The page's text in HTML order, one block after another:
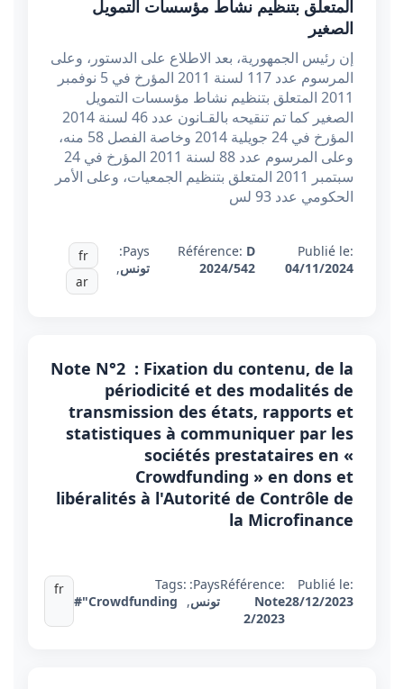
المتعلق بتنظيم نشاط مؤسسات التمويل
الصغير
إن رئيس الجمهورية، بعد الاطلاع على الدستور، وعلى
المرسوم عدد 117 لسنة 2011 المؤرخ في 5 نوفمبر
2011 المتعلق بتنظيم نشاط مؤسسات التمويل
الصغير كما تم تنقيحه بالقـانون عدد 46 لسنة 2014
المؤرخ في 24 جويلية 2014 وخاصة الفصل 58 منه،
وعلى المرسوم عدد 88 لسنة 2011 المؤرخ في 24
سبتمبر 2011 المتعلق بتنظيم الجمعيات، وعلى الأمر
الحكومي عدد 93 لس
Publié le:
04/11/2024
Référence: D
2024/542
Pays:
تونس,
fr
ar
Note N°2 : Fixation du contenu, de la
périodicité et des modalités de
transmission des états, rapports et
statistiques à communiquer par les
sociétés prestataires en «
Crowdfunding » en dons et
libéralités à l'Autorité de Contrôle de
la Microfinance
Publié le:
28/12/2023
Référence:
Note
2/2023
Pays:
تونس,
Tags:
#"Crowdfunding
fr